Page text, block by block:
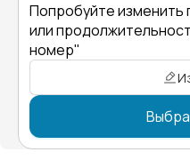
Попробуйте изменить
или
номер"